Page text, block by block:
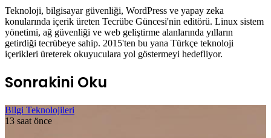
Teknoloji, bilgisayar güvenliği, WordPress ve yapay zeka
konularında içerik üreten Tecrübe Güncesi'nin editörü. Linux sistem
yönetimi, ağ güvenliği ve web geliştirme alanlarında yılların
getirdiği tecrübeye sahip. 2015'ten bu yana Türkçe teknoloji
içerikleri üreterek okuyuculara yol göstermeyi hedefliyor.
Sonrakini Oku
Bilgi Teknolojileri
13 saat önce